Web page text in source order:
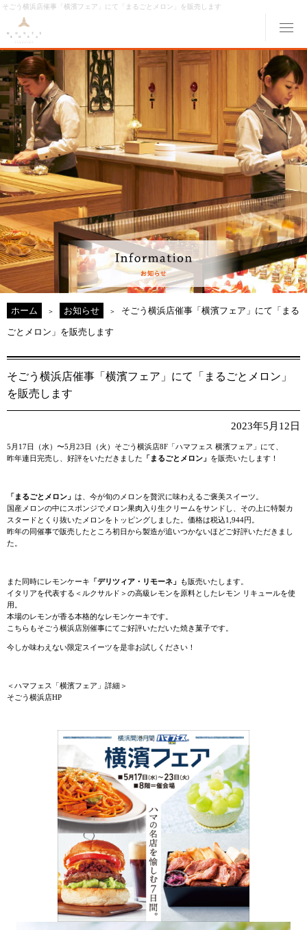
そごう横浜店催事「横濱フェア」にて「まるごとメロン」を販売します
ABOUT MONTE ROSAモンテローザについて
MENUメニュー
ORIGINAL ORDER オリジナルオーダー
GALLERY ギャラリー
ACCESS 交通アクセス
MONTE ROSA Online Shopオンライン ショップ
CAKE RESERVEケーキWeb予約
ホーム お知らせ そごう横浜店催事「横濱フェア」にて「まる
ごとメロン」を販売します
そごう横浜店催事「横濱フェア」にて「まるごとメロン」
を販売します
2023年5月12日
5月17日（水）〜5月23日（火）そごう横浜店8F「ハマフェス 横濱フェア」にて、
昨年連日完売し、好評をいただきました 「まるごとメロン」 を販売いたします！
「まるごとメロン」 は、今が旬のメロンを贅沢に味わえるご褒美スイーツ。
国産メロンの中にスポンジでメロン果肉入り生クリームをサンドし、その上に特製カ
スタードとくり抜いたメロンをトッピングしました。価格は税込1,944円。
昨年の同催事で販売したところ初日から製造が追いつかないほどご好評いただきまし
た。
また同時にレモンケーキ 「デリツィア・リモーネ」
も販売いたします。
イタリアを代表する＜ルクサルド＞の高級レモンを原料としたレモン リキュールを使
用。
本場のレモンが香る本格的なレモンケーキです。
こちらもそごう横浜店別催事にてご好評いただいた焼き菓子です。
今しか味わえない限定スイーツを是非お試しください！
＜ハマフェス「横濱フェア」詳細＞
そごう横浜店HP